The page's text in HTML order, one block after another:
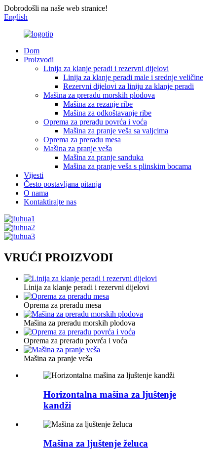
Dobrodošli na naše web stranice!
English
Dom
Proizvodi
Linija za klanje peradi i rezervni dijelovi
Linija za klanje peradi male i srednje veličine
Rezervni dijelovi za liniju za klanje peradi
Mašina za preradu morskih plodova
Mašina za rezanje ribe
Mašina za odkoštavanje ribe
Oprema za preradu povrća i voća
Mašina za pranje veša sa valjcima
Oprema za preradu mesa
Mašina za pranje veša
Mašina za pranje sanduka
Mašina za pranje veša s plinskim bocama
Vijesti
Često postavljana pitanja
O nama
Kontaktirajte nas
VRUĆI PROIZVODI
Linija za klanje peradi i rezervni dijelovi
Oprema za preradu mesa
Mašina za preradu morskih plodova
Oprema za preradu povrća i voća
Mašina za pranje veša
Horizontalna mašina za ljuštenje
kandži
Mašina za ljuštenje želuca